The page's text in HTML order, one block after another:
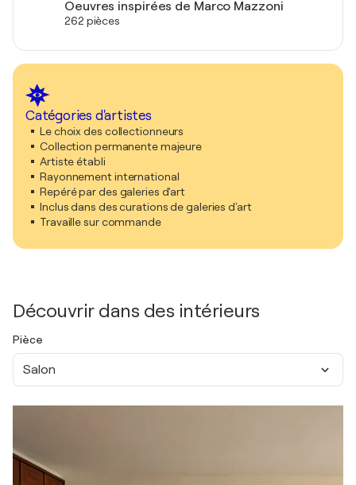
Oeuvres inspirées de Marco Mazzoni
262 pièces
Catégories d'artistes
Le choix des collectionneurs
Collection permanente majeure
Artiste établi
Rayonnement international
Repéré par des galeries d'art
Inclus dans des curations de galeries d'art
Travaille sur commande
Découvrir dans des intérieurs
Pièce
Salon